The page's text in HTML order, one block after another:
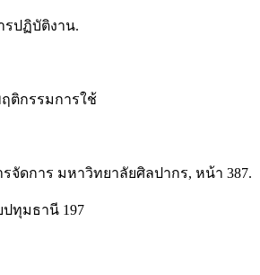
รปฏิบัติงาน.
ติกรรมการใช้
จัดการ มหาวิทยาลัยศิลปากร, หน้า 387.
ปทุมธานี 197